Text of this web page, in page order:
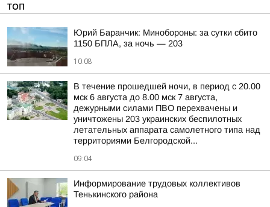
ТОП
Юрий Баранчик: Минобороны: за сутки сбито
1150 БПЛА, за ночь — 203
10:08
В течение прошедшей ночи, в период с 20.00
мск 6 августа до 8.00 мск 7 августа,
дежурными силами ПВО перехвачены и
уничтожены 203 украинских беспилотных
летательных аппарата самолетного типа над
территориями Белгородской...
09:04
Информирование трудовых коллективов
Тенькинского района